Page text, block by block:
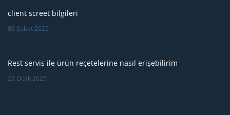
client screet bilgileri
03 Şubat 2025
Rest servis ile ürün reçetelerine nasıl erişebilirim
22 Ocak 2025